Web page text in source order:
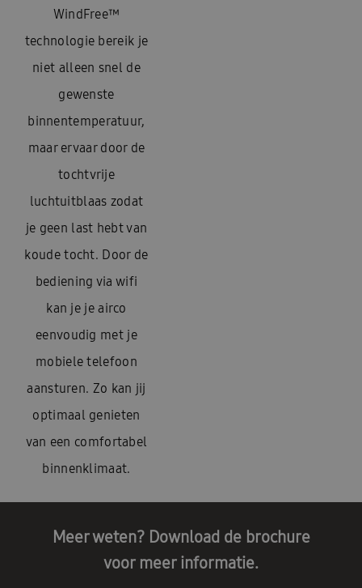
WindFree™
technologie bereik je
niet alleen snel de
gewenste
binnentemperatuur,
maar ervaar door de
tochtvrije
luchtuitblaas zodat
je geen last hebt van
koude tocht. Door de
bediening via wifi
kan je je airco
eenvoudig met je
mobiele telefoon
aansturen. Zo kan jij
optimaal genieten
van een comfortabel
binnenklimaat.
Meer weten? Download de brochure
voor meer informatie.